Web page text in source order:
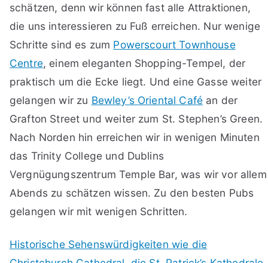
schätzen, denn wir können fast alle Attraktionen,
die uns interessieren zu Fuß erreichen. Nur wenige
Schritte sind es zum Powerscourt Townhouse
Centre, einem eleganten Shopping-Tempel, der
praktisch um die Ecke liegt. Und eine Gasse weiter
gelangen wir zu Bewley’s Oriental Café an der
Grafton Street und weiter zum St. Stephen’s Green.
Nach Norden hin erreichen wir in wenigen Minuten
das Trinity College und Dublins
Vergnügungszentrum Temple Bar, was wir vor allem
Abends zu schätzen wissen. Zu den besten Pubs
gelangen wir mit wenigen Schritten.
Historische Sehenswürdigkeiten wie die